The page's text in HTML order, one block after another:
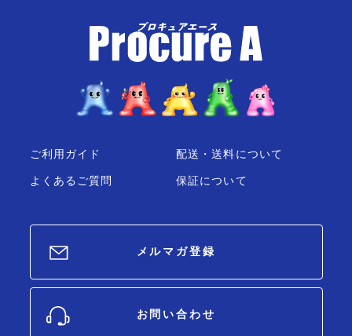
ご利用ガイド
よくあるご質問
配送・送料について
保証について
メルマガ登録
お問い合わせ